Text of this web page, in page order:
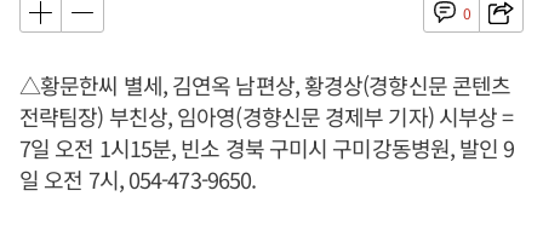
0
△황문한씨 별세, 김연옥 남편상, 황경상(경향신문 콘텐츠
전략팀장) 부친상, 임아영(경향신문 경제부 기자) 시부상 =
7일 오전 1시15분, 빈소 경북 구미시 구미강동병원, 발인 9
일 오전 7시, 054-473-9650.